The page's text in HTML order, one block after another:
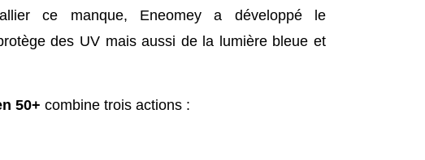
ce manque, Eneomey a développé le
des UV mais aussi de la lumière bleue et
50+ combine trois actions :